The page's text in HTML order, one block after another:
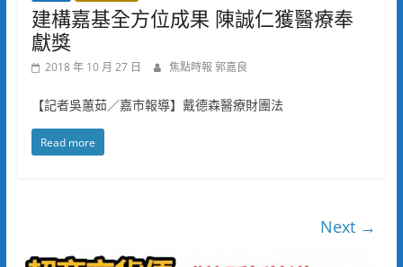
建構嘉基全方位成果 陳誠仁獲醫療奉
獻獎
2018 年 10 月 27 日 焦點時報 郭嘉良
【記者吳蕙茹／嘉市報導】戴德森醫療財團法
Read more
Next →